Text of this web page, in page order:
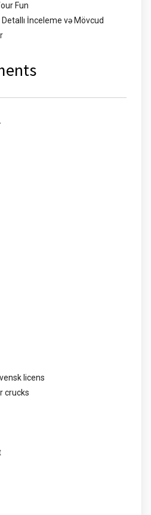
Fun
İnceleme və Mövcud
licens
crucks